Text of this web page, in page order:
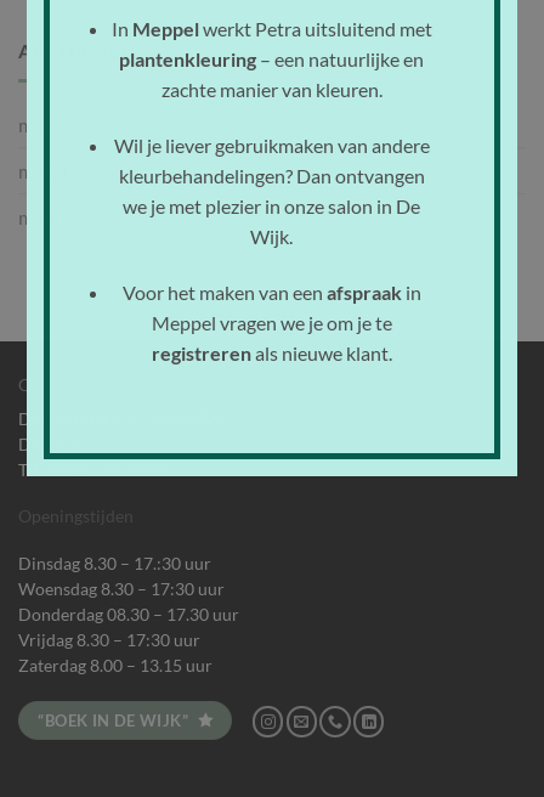
ARCHIEVEN
maart 2024
mei 2023
(1)
maart 2023
(5)
Contactgegevens
Dorpsstraat 72C, 7957 AW
De Wijk
Tel: 0522 - 44 27 84
Openingstijden
Dinsdag 8.30 – 17.:30 uur
Woensdag 8.30 – 17:30 uur
Donderdag 08.30 – 17.30 uur
Vrijdag 8.30 – 17:30 uur
Zaterdag 8.00 – 13.15 uur
“BOEK IN DE WIJK”
In Meppelwerkt Petra uitsluitend met
plantenkleuring – een natuurlijke en
zachte manier van kleuren.
Wil je liever gebruikmaken van andere
kleurbehandelingen? Dan ontvangen
we je met plezier in onze salon in De
Wijk.
Voor het maken van een afspraakin
Meppel vragen we je om je te
registrerenals nieuwe klant.